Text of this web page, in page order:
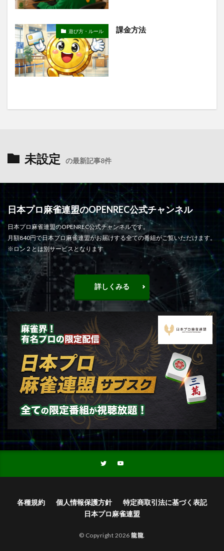
遊び方・ルール 課金方法
未設定 の最新記事8件
日本プロ麻雀連盟のOPENREC公式チャンネル
日本プロ麻雀連盟のOPENREC公式チャンネルです。
月額840円で日本プロ麻雀連盟がお届けする全ての番組がご覧いただけます。
※ロン２とは別サービスとなります
詳しくみる
各種規約 個人情報保護方針
特定商取引法に基づく表記
日本プロ麻雀連盟
© Copyright 2026 龍龍.